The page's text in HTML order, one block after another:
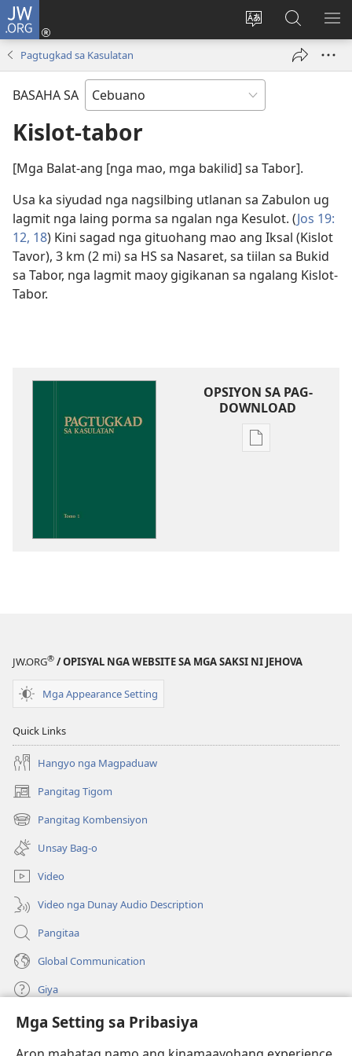
Mga Setting sa Pribasiya
JW.ORG
Ilisi
pinulongan
sa
site
Log
ug
Pangitaa
sa
JW.ORG
Pagtugkad sa Kasulatan
BASAHA SA
Kislot-tabor
[Mga Balat-ang [nga mao, mga bakilid] sa Tabor].
Usa ka siyudad nga nagsilbing utlanan sa Zabulon ug
lagmit nga laing porma sa ngalan nga Kesulot. (Jos 19:​
12, 18) Kini sagad nga gituohang mao ang Iksal (Kislot
Tavor), 3 km (2 mi) sa HS sa Nasaret, sa tiilan sa Bukid
sa Tabor, nga lagmit maoy gigikanan sa ngalang Kislot-
Tabor.
OPSIYON SA PAG-
DOWNLOAD
Opsiyon
JW.ORG® / OPISYAL NGA WEBSITE SA MGA SAKSI NI JEHOVA
Mga Appearance Setting
Quick Links
Hangyo nga Magpaduaw
Pangitag Tigom
(mo-
open
ug
bag-
ong
window)
Pangitag Kombensiyon
(mo-
open
ug
bag-
ong
window)
Unsay Bag-o
Video
Video nga Dunay Audio Description
Pangitaa
Global Communication
Giya
Donasyon
(mo-
open